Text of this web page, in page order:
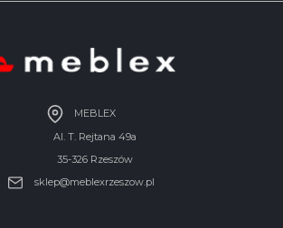
MEBLEX
Al. T. Rejtana 49a
35-326 Rzeszów
sklep@meblexrzeszow.pl